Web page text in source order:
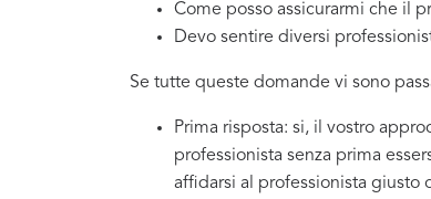
Come posso assicurarmi che il
Devo sentire diversi
Se tutte queste domande vi sono
Prima risposta: si, il vostro
professionista senza prima
affidarsi al professionista giusto